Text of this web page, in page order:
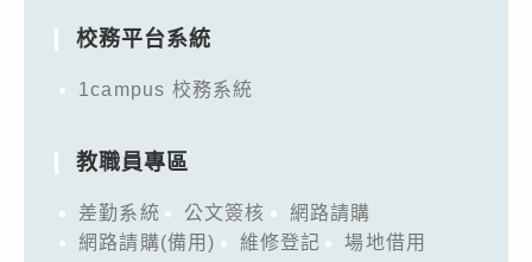
校務平台系統
1campus 校務系統
教職員專區
差勤系統 公文簽核
網路請購
網路請購(備用)
維修登記
場地借用